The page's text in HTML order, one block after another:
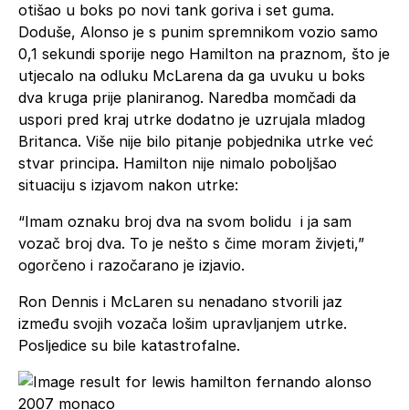
otišao u boks po novi tank goriva i set guma.
Doduše, Alonso je s punim spremnikom vozio samo
0,1 sekundi sporije nego Hamilton na praznom, što je
utjecalo na odluku McLarena da ga uvuku u boks
dva kruga prije planiranog. Naredba momčadi da
uspori pred kraj utrke dodatno je uzrujala mladog
Britanca. Više nije bilo pitanje pobjednika utrke već
stvar principa. Hamilton nije nimalo poboljšao
situaciju s izjavom nakon utrke:
“Imam oznaku broj dva na svom bolidu i ja sam
vozač broj dva. To je nešto s čime moram živjeti,”
ogorčeno i razočarano je izjavio.
Ron Dennis i McLaren su nenadano stvorili jaz
između svojih vozača lošim upravljanjem utrke.
Posljedice su bile katastrofalne.